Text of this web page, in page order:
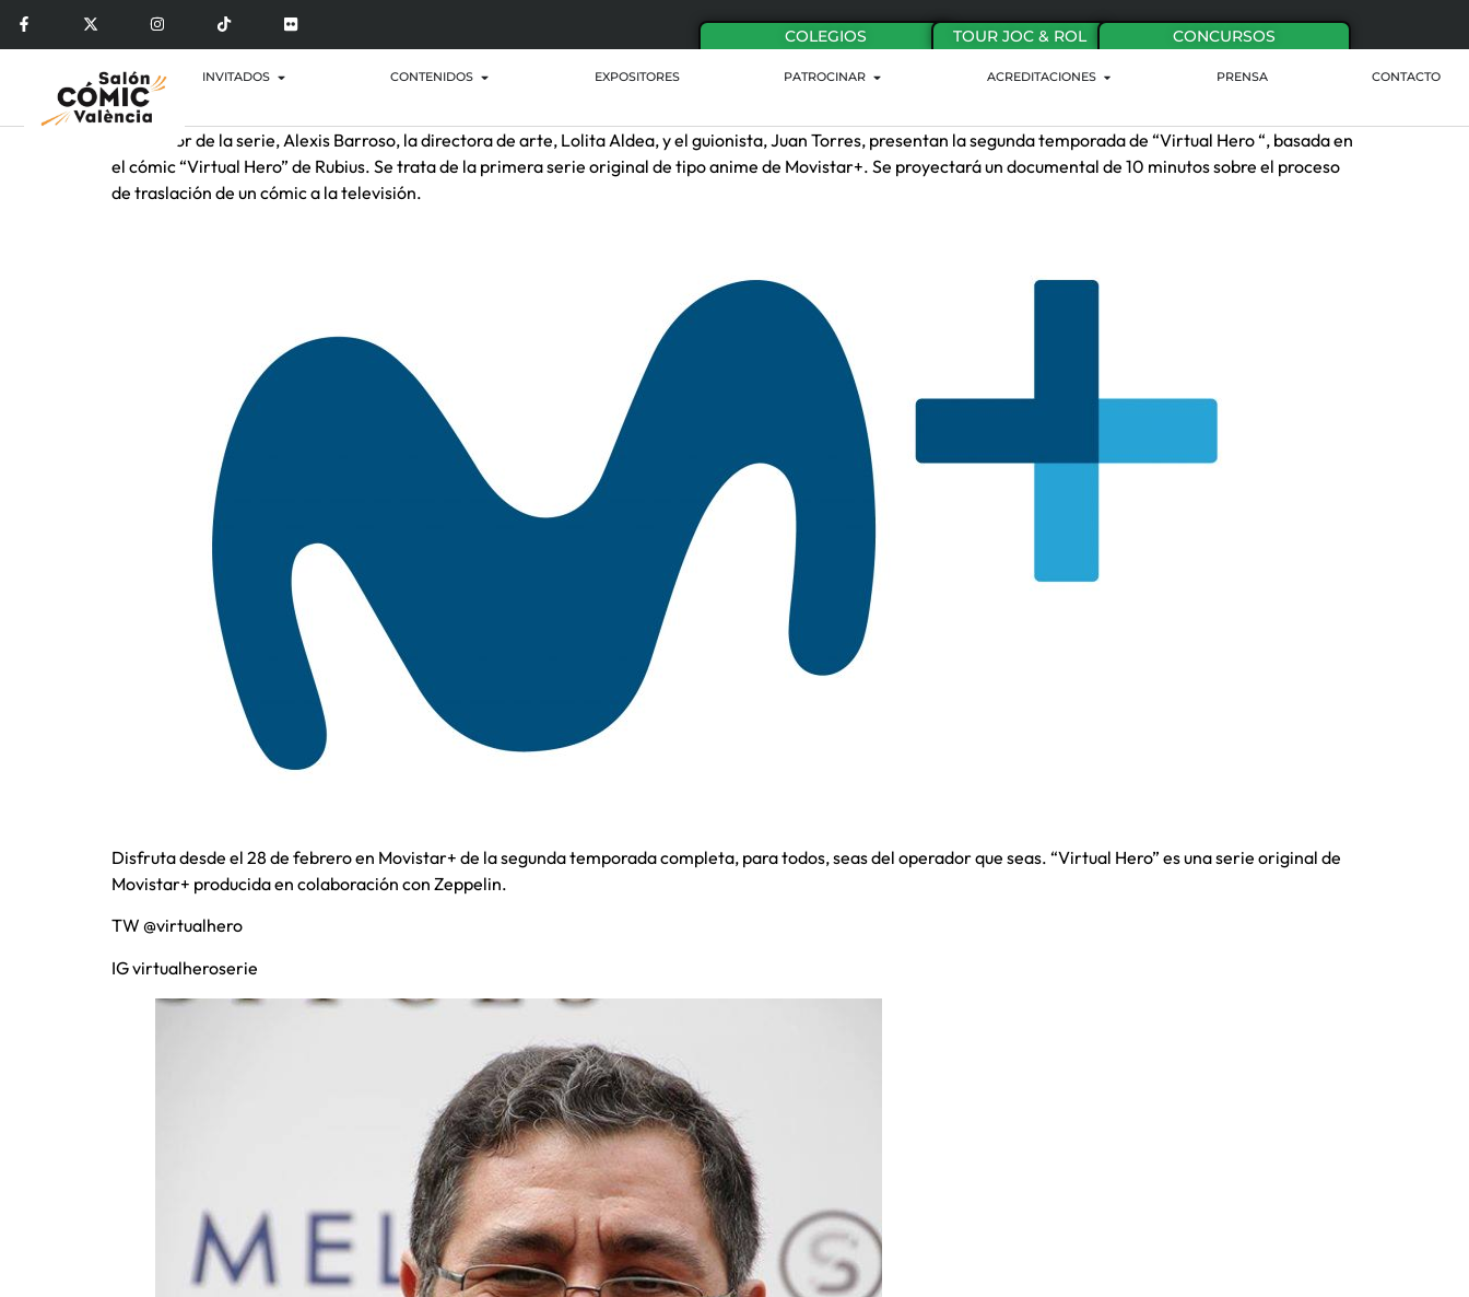
COLEGIOS TOUR JOC & ROL CONCURSOS
INVITADOS CONTENIDOS EXPOSITORES PATROCINAR ACREDITACIONES PRENSA CONTACTO
El director de la serie, Alexis Barroso, la directora de arte, Lolita Aldea, y el guionista, Juan Torres, presentan la segunda temporada de “Virtual Hero “, basada en
el cómic “Virtual Hero” de Rubius. Se trata de la primera serie original de tipo anime de Movistar+. Se proyectará un documental de 10 minutos sobre el proceso
de traslación de un cómic a la televisión.
Disfruta desde el 28 de febrero en Movistar+ de la segunda temporada completa, para todos, seas del operador que seas. “Virtual Hero” es una serie original de
Movistar+ producida en colaboración con Zeppelin.
TW @virtualhero
IG virtualheroserie